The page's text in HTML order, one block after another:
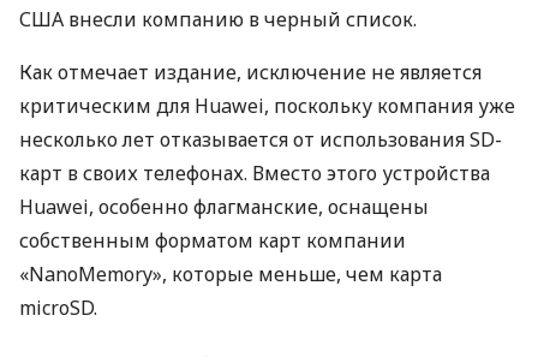
США внесли компанию в черный список.
Как отмечает издание, исключение не является
критическим для Huawei, поскольку компания уже
несколько лет отказывается от использования SD-
карт в своих телефонах. Вместо этого устройства
Huawei, особенно флагманские, оснащены
собственным форматом карт компании
«NanoMemory», которые меньше, чем карта
microSD.